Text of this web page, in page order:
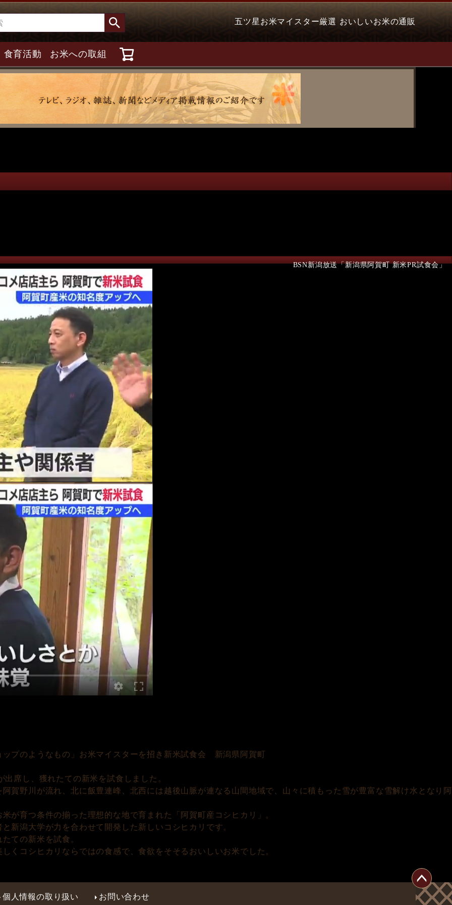
五ツ星お米マイスター厳選 おいしいお米の通販
食育活動 お米への取組
BSN新潟放送「新潟県阿賀町 新米PR試食会」
プのようなもの」お米マイスターを招き新米試食会 新潟県阿賀町
席し、獲れたての新米を試食しました。
賀野川が流れ、北に飯豊連峰、北西には越後山脈が連なる山間地域で、山々に積もった雪が豊富な雪解け水となり阿
が育つ条件の揃った理想的な地で育まれた「阿賀町産コシヒカリ」。
新潟大学が力を合わせて開発した新しいコシヒカリです。
ての新米を試食。
くコシヒカリならではの食感で、食欲をそそるおいしいお米でした。
ペー
個人情報の取り扱い お問い合わせ